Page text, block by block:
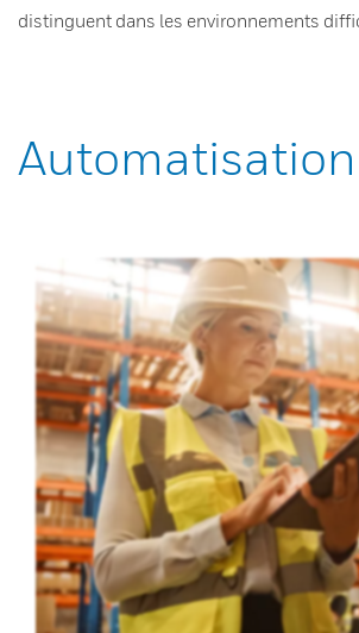
distinguent dans les environnements
Automatisation